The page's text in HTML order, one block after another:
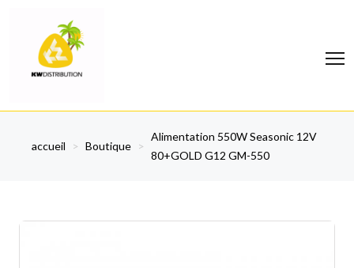
accueil > Boutique >
Alimentation 550W Seasonic 12V
80+GOLD G12 GM-550